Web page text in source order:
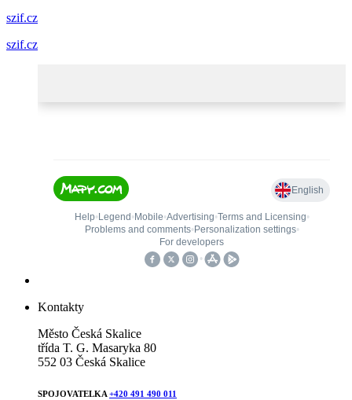
szif.cz
szif.cz
Kontakty
Město Česká Skalice
třída T. G. Masaryka 80
552 03 Česká Skalice
SPOJOVATELKA +420 491 490 011